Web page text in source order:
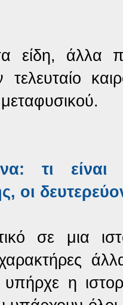
είδη, άλλα
τελευταίο
τι
οι
σε μια
η